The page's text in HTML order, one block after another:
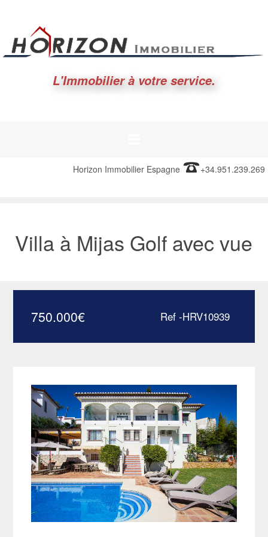
L'Immobilier à votre service.
Horizon Immobilier Espagne +34.951.239.269
Villa à Mijas Golf avec vue
750.000€ Ref -HRV10939